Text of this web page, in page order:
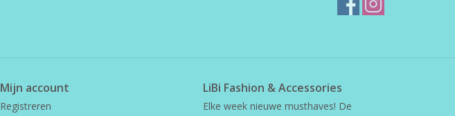
Mijn account
Registreren
LiBi Fashion & Accessories
Elke week nieuwe musthaves! De